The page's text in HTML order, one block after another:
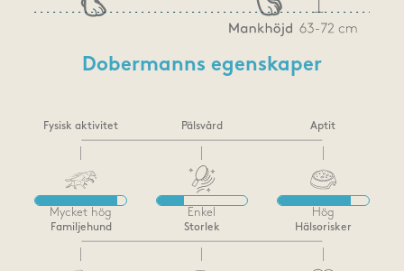
Dobermanns egenskaper
Fysisk aktivitet Pälsvård Aptit
Mycket hög Enkel Hög
Familjehund Storlek Hälsorisker